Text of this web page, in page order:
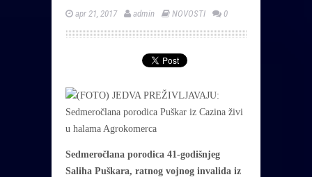
apr 21, 2017 admin NOVOSTI 0
Sedmeročlana porodica 41-godišnjeg
Saliha Puškara, ratnog vojnog invalida iz